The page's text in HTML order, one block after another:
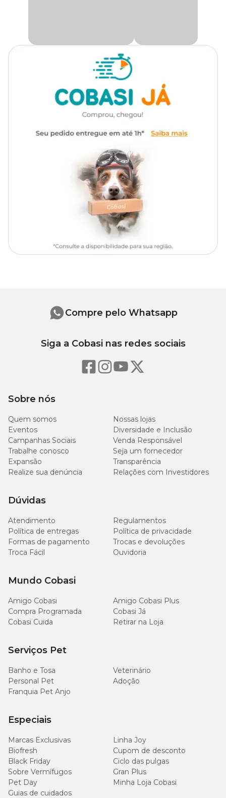
decoração. Aproveite para adquirir oVaso Vite Cilindro
preço incrível e transformar sua casa em um espaço moderno e
Medidas Aproximadas
Parte
24 cm
29 cm
33,5 cm
26
Sobre nós
Quem somos
Nossas lojas
Eventos
Diversidade e Inclusão
Campanhas Sociais
Venda Responsável
Trabalhe conosco
Seja um fornecedor
Expansão
Transparência
Realize sua denúncia
Relações com Investidores
Dúvidas
Atendimento
Regulamentos
Política de entregas
Política de privacidade
Formas de pagamento
Trocas e devoluções
Troca Fácil
Ouvidoria
Mundo Cobasi
Amigo Cobasi
Amigo Cobasi Plus
Compra Programada
Cobasi Já
Cobasi Cuida
Retirar na Loja
Serviços Pet
Banho e Tosa
Veterinário
Personal Pet
Adoção
Franquia Pet Anjo
Especiais
Marcas Exclusivas
Linha Joy
Biofresh
Cupom de desconto
Black Friday
Ciclo das pulgas
Sobre Vermífugos
Gran Plus
Pet Day
Minha Loja Cobasi
Guias de cuidados
Compre pelo Whatsapp
Siga a Cobasi nas redes sociais